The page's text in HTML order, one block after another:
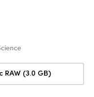
(3.0 GB)